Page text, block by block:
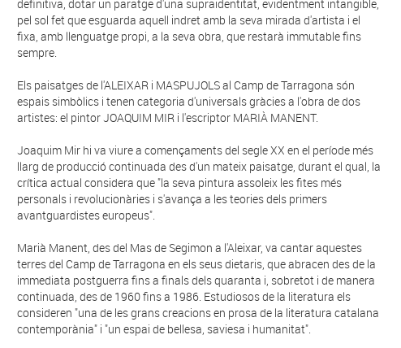
definitiva, dotar un paratge d'una supraidentitat, evidentment intangible,
pel sol fet que esguarda aquell indret amb la seva mirada d'artista i el
fixa, amb llenguatge propi, a la seva obra, que restarà immutable fins
sempre.
Els paisatges de l'ALEIXAR i MASPUJOLS al Camp de Tarragona són
espais simbòlics i tenen categoria d'universals gràcies a l'obra de dos
artistes: el pintor JOAQUIM MIR i l'escriptor MARIÀ MANENT.
Joaquim Mir hi va viure a començaments del segle XX en el període més
llarg de producció continuada des d'un mateix paisatge, durant el qual, la
crítica actual considera que "la seva pintura assoleix les fites més
personals i revolucionàries i s'avança a les teories dels primers
avantguardistes europeus".
Marià Manent, des del Mas de Segimon a l'Aleixar, va cantar aquestes
terres del Camp de Tarragona en els seus dietaris, que abracen des de la
immediata postguerra fins a finals dels quaranta i, sobretot i de manera
continuada, des de 1960 fins a 1986. Estudiosos de la literatura els
consideren "una de les grans creacions en prosa de la literatura catalana
contemporània" i "un espai de bellesa, saviesa i humanitat".